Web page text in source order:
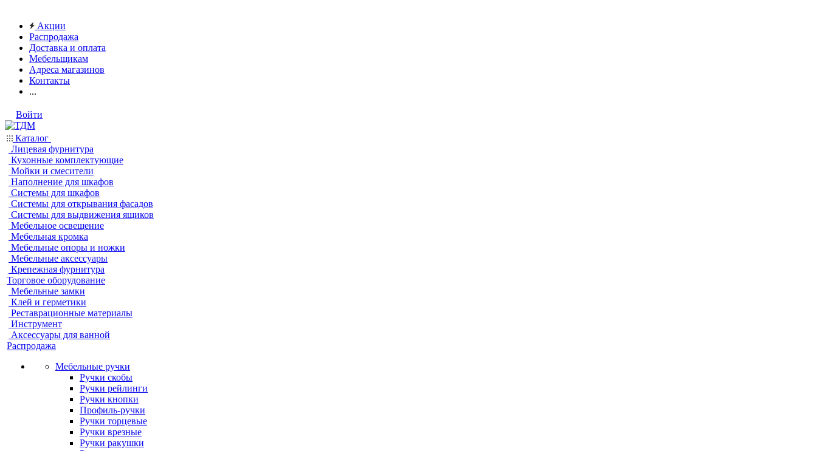
Акции
Распродажа
Доставка и оплата
Мебельщикам
Адреса магазинов
Контакты
...
Войти
Каталог
Лицевая фурнитура
Кухонные комплектующие
Мойки и смесители
Наполнение для шкафов
Системы для шкафов
Системы для открывания фасадов
Системы для выдвижения ящиков
Мебельное освещение
Мебельная кромка
Мебельные опоры и ножки
Мебельные аксессуары
Крепежная фурнитура
Торговое оборудование
Мебельные замки
Клей и герметики
Реставрационные материалы
Инструмент
Аксессуары для ванной
Распродажа
Мебельные ручки
Ручки скобы
Ручки рейлинги
Ручки кнопки
Профиль-ручки
Ручки торцевые
Ручки врезные
Ручки ракушки